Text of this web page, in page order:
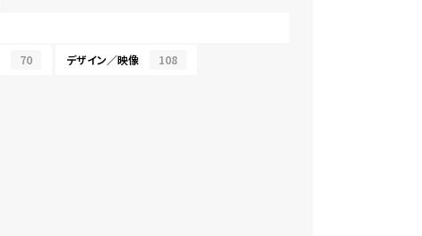
70 デザイン／映像 108